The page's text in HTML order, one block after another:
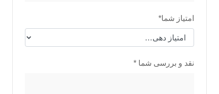
امتیاز شما*
نقد و بررسی شما *